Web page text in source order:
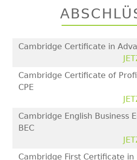
Cambridge Certificate in
Cambridge Certificate of
CPE
Cambridge English Business
BEC
Cambridge First Certificate in